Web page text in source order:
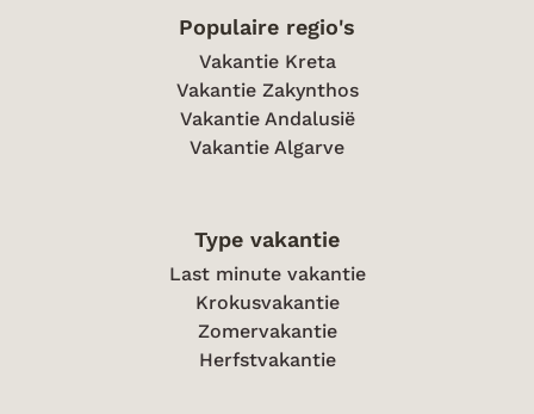
Populaire regio's
Vakantie Kreta
Vakantie Zakynthos
Vakantie Andalusië
Vakantie Algarve
Type vakantie
Last minute vakantie
Krokusvakantie
Zomervakantie
Herfstvakantie